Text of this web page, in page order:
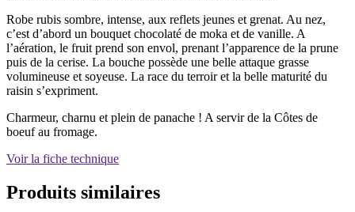
Robe rubis sombre, intense, aux reflets jeunes et grenat. Au nez,
c’est d’abord un bouquet chocolaté de moka et de vanille. A
l’aération, le fruit prend son envol, prenant l’apparence de la prune
puis de la cerise. La bouche possède une belle attaque grasse
volumineuse et soyeuse. La race du terroir et la belle maturité du
raisin s’expriment.
Charmeur, charnu et plein de panache ! A servir de la Côtes de
boeuf au fromage.
Voir la fiche technique
Produits similaires